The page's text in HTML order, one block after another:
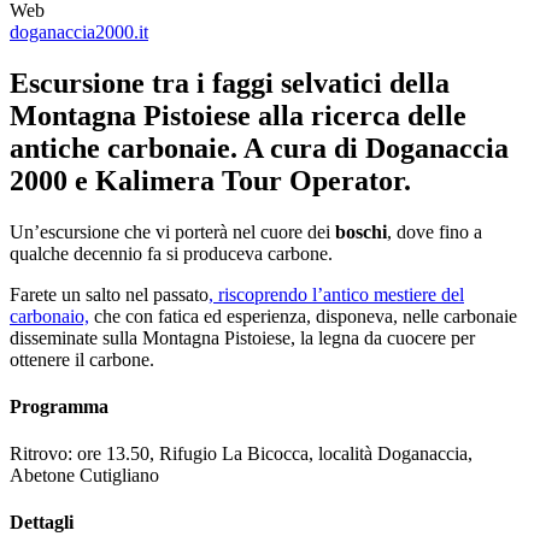
Web
doganaccia2000.it
Escursione tra i faggi selvatici della
Montagna Pistoiese alla ricerca delle
antiche carbonaie. A cura di Doganaccia
2000 e Kalimera Tour Operator.
Un’escursione che vi porterà nel cuore dei boschi, dove fino a
qualche decennio fa si produceva carbone.
Farete un salto nel passato, riscoprendo l’antico mestiere del
carbonaio, che con fatica ed esperienza, disponeva, nelle carbonaie
disseminate sulla Montagna Pistoiese, la legna da cuocere per
ottenere il carbone.
Programma
Ritrovo: ore 13.50, Rifugio La Bicocca, località Doganaccia,
Abetone Cutigliano
Dettagli